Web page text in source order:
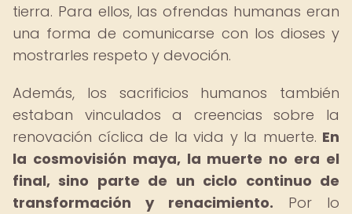
tierra. Para ellos, las ofrendas humanas eran
una forma de comunicarse con los dioses y
mostrarles respeto y devoción.
Además, los sacrificios humanos también
estaban vinculados a creencias sobre la
renovación cíclica de la vida y la muerte. En
la cosmovisión maya, la muerte no era el
final, sino parte de un ciclo continuo de
transformación y renacimiento. Por lo